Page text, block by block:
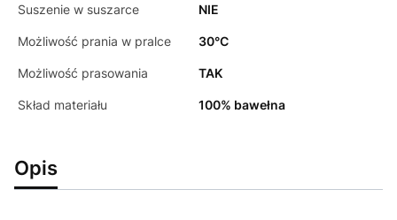
Suszenie w suszarce NIE
Możliwość prania w pralce 30°C
Możliwość prasowania TAK
Skład materiału 100% bawełna
Opis